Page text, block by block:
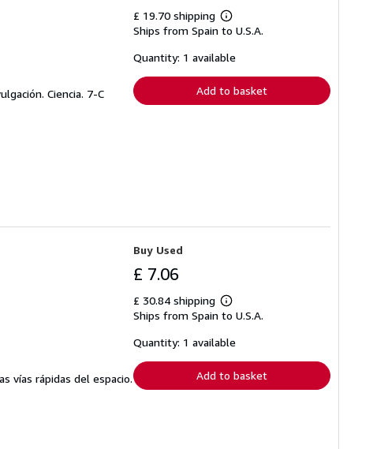
Ciencia. 7-C
£ 19.70 shipping
Learn
more
shipping
Ships from Spain to U.S.A.
Quantity: 1 available
Add to basket
vías rápidas del espacio.
Buy Used
£ 7.06
£ 30.84 shipping
Learn
more
shipping
Ships from Spain to U.S.A.
Quantity: 1 available
Add to basket